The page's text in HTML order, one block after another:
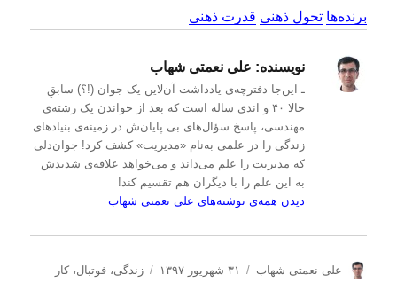
برنده‌ها تحول ذهنی قدرت ذهنی
نویسنده: علی نعمتی شهاب
ـ این‌جا دفترچه‌ی یادداشت‌ آن‌لاین یک جوان (!؟) سابقِ
حالا ۴۰ و اندی ساله است که بعد از خواندن یک رشته‌ی
مهندسی، پاسخ سؤال‌های بی پایان‌ش در زمینه‌ی بنیادهای
زندگی را در علمی به‌نام «مدیریت» کشف کرد! جوان‌دلی
که مدیریت را علم می‌داند و می‌خواهد علاقه‌ی شدیدش
به این علم را با دیگران هم تقسیم کند!
دیدن همه‌ی نوشته‌های علی نعمتی شهاب
نعلی نعمتی شهاب
ا۳۱ شهریور ۱۳۹۷
دزندگی،فوتبال،کار